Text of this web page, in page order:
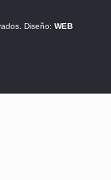
Diseño: WEB